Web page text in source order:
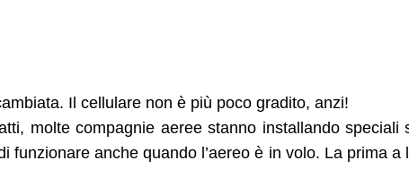
Il cellulare non è più poco gradito, anzi!
molte compagnie aeree stanno installando speciali
funzionare anche quando l’aereo è in volo. La prima a